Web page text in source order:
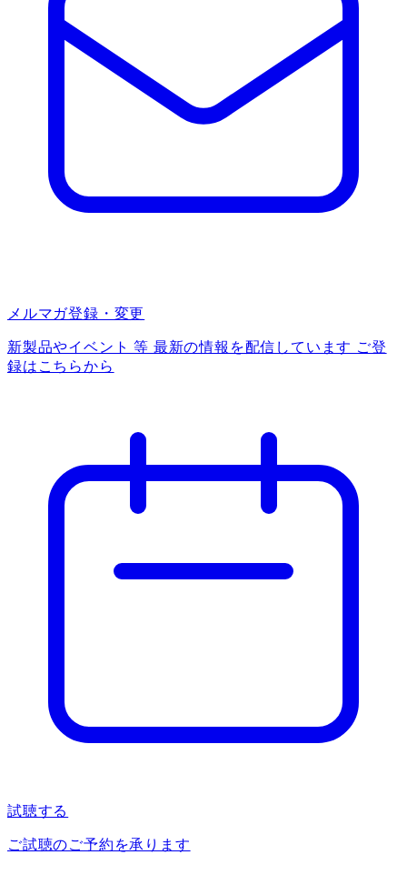
メルマガ登録・変更
新製品やイベント 等 最新の情報を配信しています ご登
録はこちらから
試聴する
ご試聴のご予約を承ります